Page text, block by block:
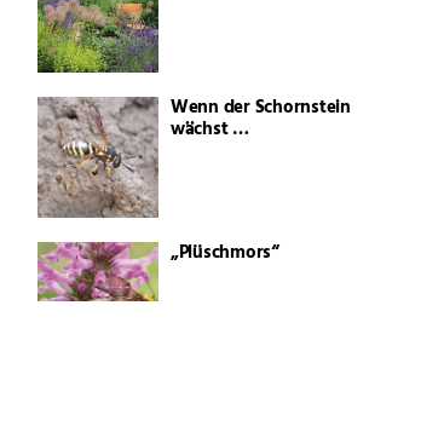
Wenn der Schornstein
wächst …
„Plüschmors“